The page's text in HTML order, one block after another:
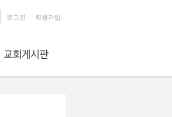
로그인 회원가입